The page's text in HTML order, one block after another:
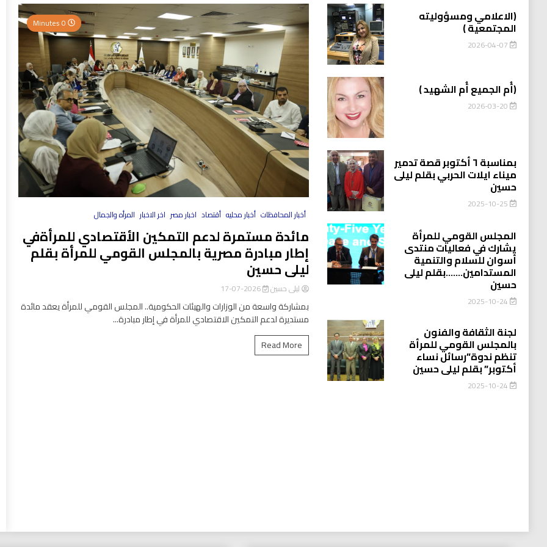
0 Minutes
أخبار المحافظات أخبار محليه أقتصاد اخبار مصر اخر الاخبار المرأه والجمال
مائدة مستمرة لدعم التمكين الأقتصادي للمرأةفي
إطار مبادرة مصرية بالمجلس القومي للمرأة بقلم
ليلى حسين
ليلى حسين 2026-07-17
بمشاركة واسعة من الوزارات والهيئات الحكومية.. المجلس القومي للمرأة يعقد مائدة
مستديرة لدعم التمكين الاقتصادي للمرأة في إطار مبادرة...
Read More
(الاعلامي ومسؤوليته
المجتمعية )
2026-04-07
(أُم الجميع أُم الشهيد )
2026-03-20
بمناسبة ٦ أكتوبر قصة تدمير
ميناء ايلات الحربي بقلم ليلى
حسين
2025-10-25
المجلس القومي للمرأة
يشارك في فعاليات منتدى
أسوان للسلام والتنمية
المستدامين…….بقلم ليلى
حسين
2025-10-24
لجنة الثقافة والفنون
بالمجلس القومي للمرأة
تنظم ندوة”رسائل نساء
أكتوبر” بقلم ليلى حسين
2025-10-24